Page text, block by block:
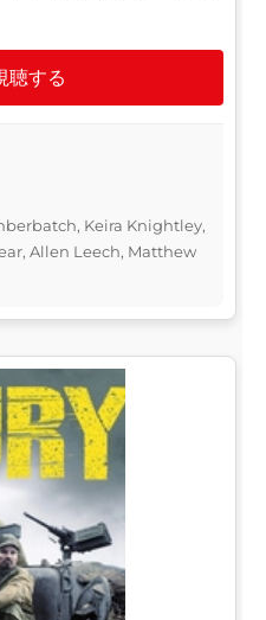
聴する
Keira Knightley,
Allen Leech, Matthew